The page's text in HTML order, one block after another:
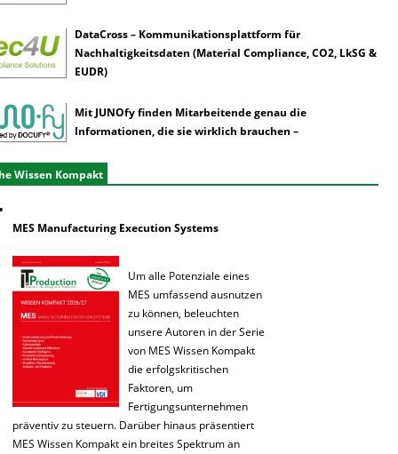
DataCross – Kommunikationsplattform für
Nachhaltigkeitsdaten (Material Compliance, CO2, LkSG &
EUDR)
Mit JUNOfy finden Mitarbeitende genau die
Informationen, die sie wirklich brauchen –
Wissen Kompakt
MES Manufacturing Execution Systems
Um alle Potenziale eines
MES umfassend ausnutzen
zu können, beleuchten
unsere Autoren in der Serie
von MES Wissen Kompakt
die erfolgskritischen
Faktoren, um
Fertigungsunternehmen
präventiv zu steuern. Darüber hinaus präsentiert
MES Wissen Kompakt ein breites Spektrum an